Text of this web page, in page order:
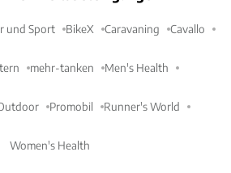
und Sport BikeX Caravaning Cavallo
mehr-tanken Men's Health
Promobil Runner's World
Women's Health